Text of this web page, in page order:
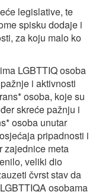
legislative, te
spisku dodaje i
za koju malo ko
LGBTTIQ osoba
i aktivnosti
osoba, koje su
skreće pažnju i
osoba unutar
pripadnosti i
zajednice meta
veliki dio
čvrst stav da
osobama